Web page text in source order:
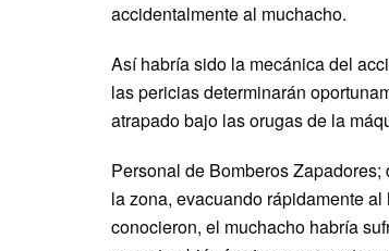
accidentalmente al muchacho.
Así habría sido la mecánica del
las pericias determinarán
atrapado bajo las orugas de la
Personal de Bomberos
la zona, evacuando rápidamente
conocieron, el muchacho habría